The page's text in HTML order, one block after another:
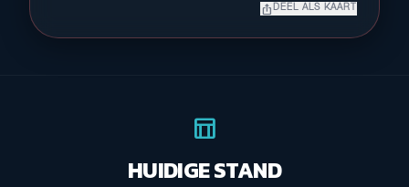
ios_share DEEL ALS KAART
table_chart
HUIDIGE STAND